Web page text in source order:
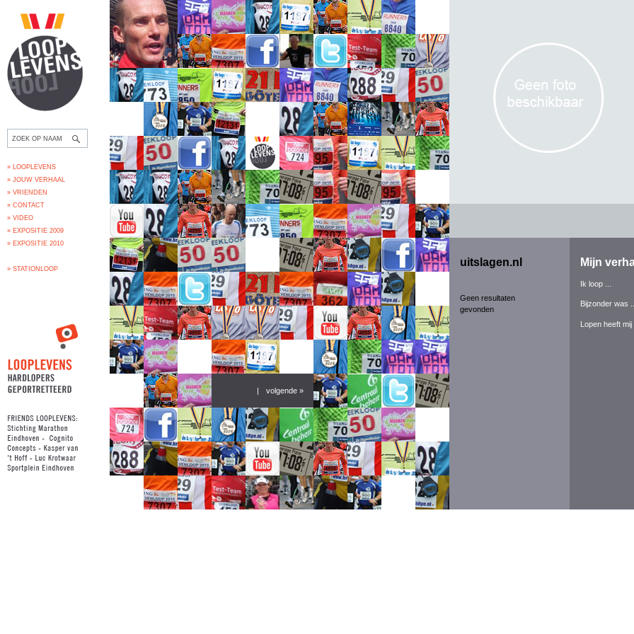
uitslagen.nl
Geen resultaten
gevonden
Mijn
Ik loop ...
Bijzonder was ...
Lopen heeft mij
» LOOPLEVENS
» JOUW VERHAAL
» VRIENDEN
» CONTACT
» VIDEO
» EXPOSITIE 2009
» EXPOSITIE 2010
» STATIONLOOP
| volgende »